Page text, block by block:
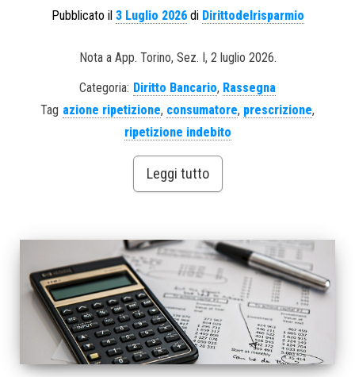
Pubblicato il 3 Luglio 2026di Dirittodelrisparmio
Nota a App. Torino, Sez. I, 2 luglio 2026.
Categoria: Diritto Bancario, Rassegna
Tag azione ripetizione, consumatore, prescrizione,
ripetizione indebito
Leggi tutto